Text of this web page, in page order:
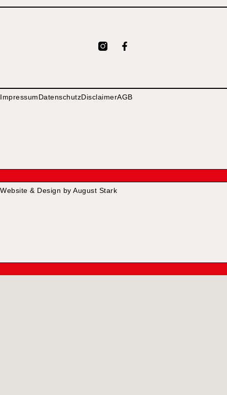
ImpressumDatenschutzDisclaimerAGB
Website & Design by August Stark